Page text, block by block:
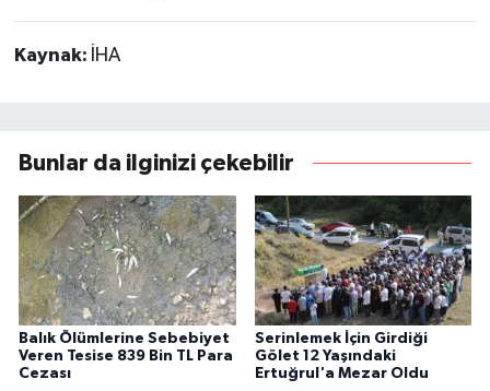
Kaynak: İHA
Bunlar da ilginizi çekebilir
Balık Ölümlerine Sebebiyet
Veren Tesise 839 Bin TL Para
Cezası
Serinlemek İçin Girdiği
Gölet 12 Yaşındaki
Ertuğrul'a Mezar Oldu